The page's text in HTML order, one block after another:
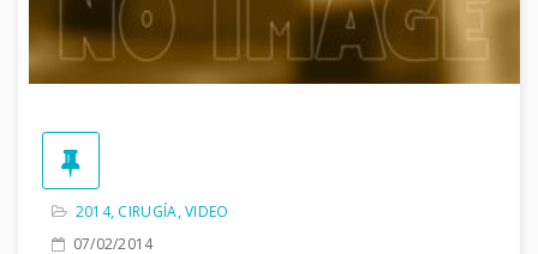
2014, CIRUGÍA,VIDEO
07/02/2014